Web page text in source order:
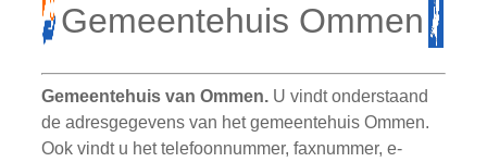
Gemeentehuis Ommen
Gemeentehuis van Ommen. U vindt onderstaand
de adresgegevens van het gemeentehuis Ommen.
Ook vindt u het telefoonnummer, faxnummer, e-